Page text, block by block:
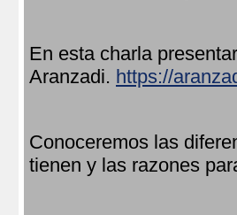
En esta charla
Aranzadi. https://
Conoceremos las
tienen y las razones